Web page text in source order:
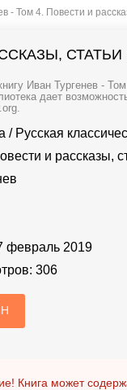
- Том 4. Повести и
СТАТЬИ
Иван Тургенев -
дает
/ Русская
и рассказы,
февраль 2019
306
Книга может